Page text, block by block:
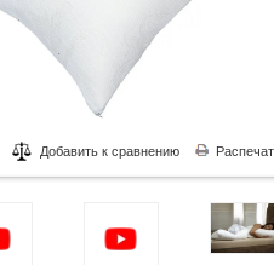
Добавить к сравнению